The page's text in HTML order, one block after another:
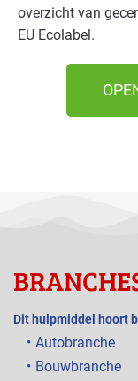
overzicht van
EU Ecolabel.
Dit hulpmiddel hoort
Autobranche
Bouwbranche